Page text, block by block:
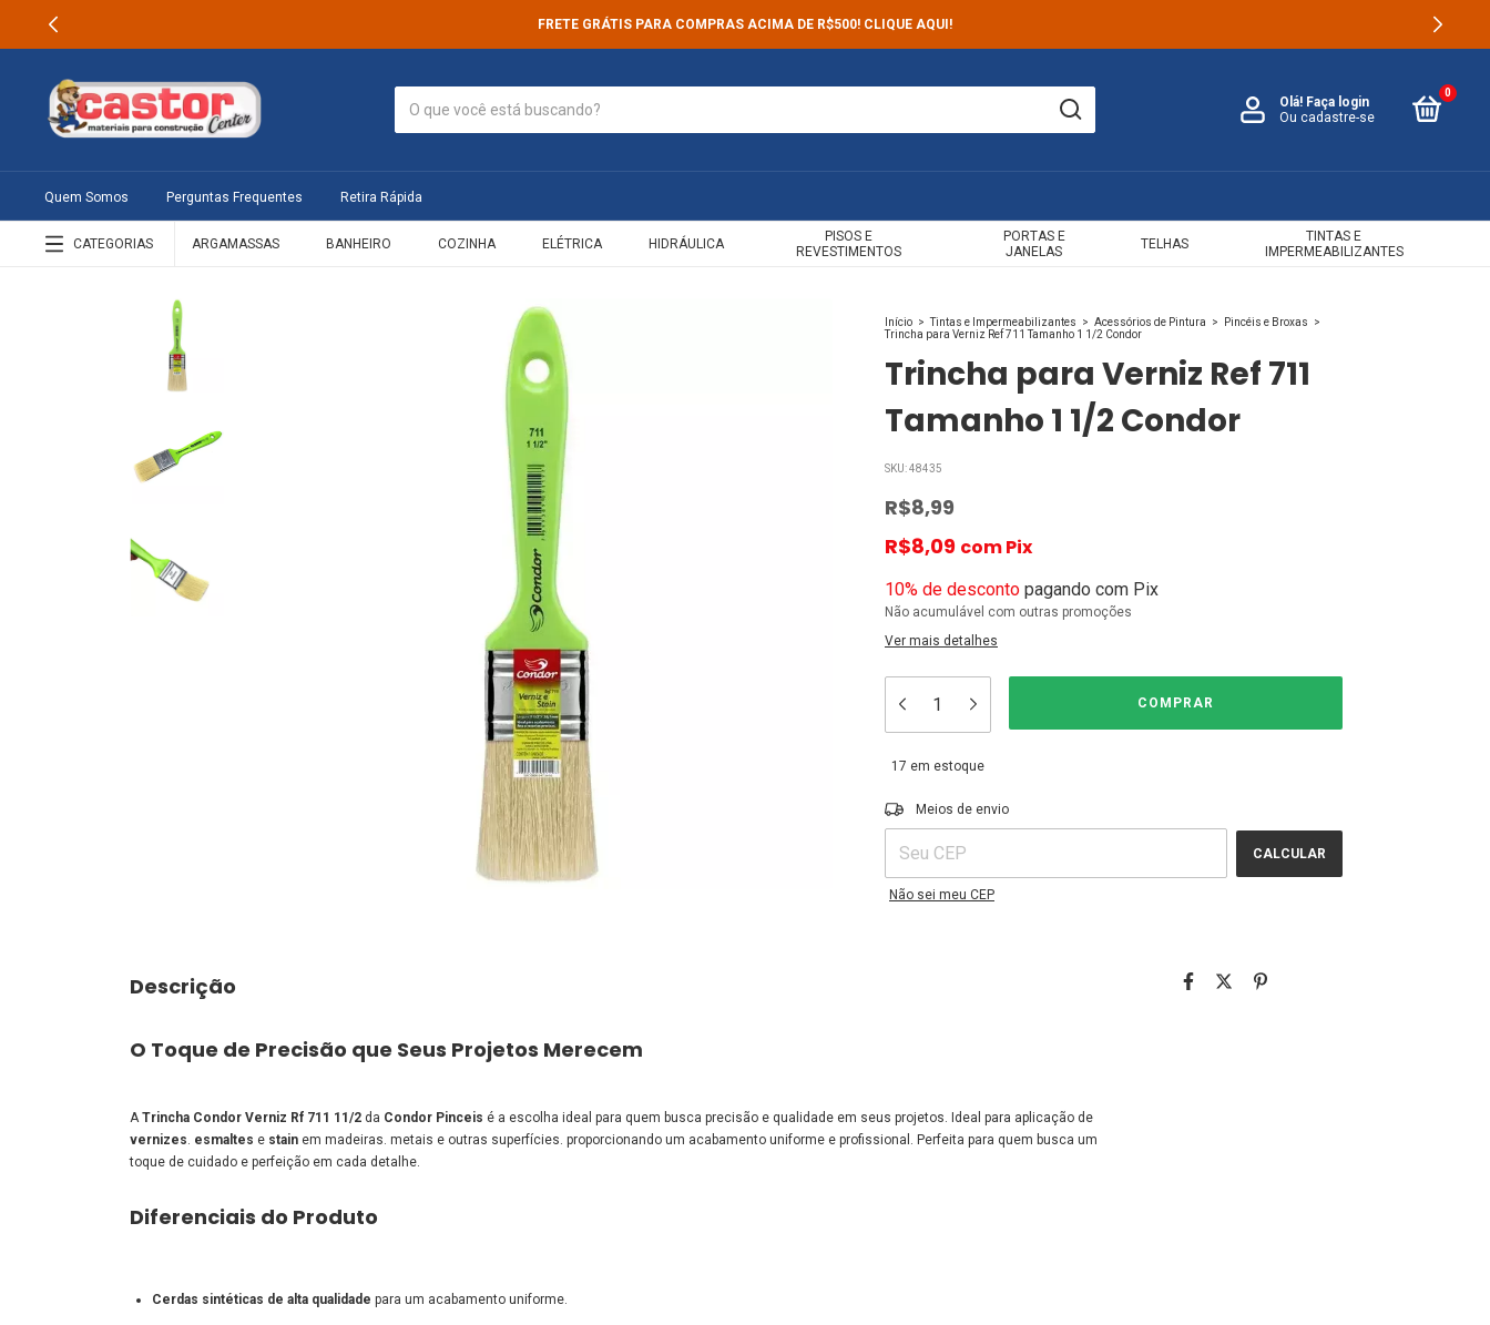
FRETE GRÁTIS PARA COMPRAS ACIMA DE R$500! CLIQUE AQUI!
Olá! Faça login
Ou cadastre-se
0
Quem Somos Perguntas Frequentes Retira Rápida
CATEGORIAS ARGAMASSAS BANHEIRO COZINHA ELÉTRICA HIDRÁULICA
PISOS E
REVESTIMENTOS
PORTAS E
JANELAS
TELHAS
TINTAS E
IMPERMEABILIZANTES
Início > Tintas e Impermeabilizantes > Acessórios de Pintura > Pincéis e Broxas
>
Trincha para Verniz Ref 711 Tamanho 1 1/2 Condor
Trincha para Verniz Ref 711
Tamanho 1 1/2 Condor
SKU:48435
R$8,99
R$8,09 comPix
10% de desconto pagando com Pix
Não acumulável com outras promoções
Ver mais detalhes
17 em estoque
Entregas para o CEP:
Meios de envio
CALCULAR
Não sei meu CEP
Descrição
O Toque de Precisão que Seus Projetos Merecem
ATrincha Condor Verniz Rf 711 11/2 da Condor Pinceis é a escolha ideal para quem busca precisão e qualidade em seus projetos. Ideal para aplicação de
vernizes. esmaltes e stain em madeiras. metais e outras superfícies. proporcionando um acabamento uniforme e profissional. Perfeita para quem busca um
toque de cuidado e perfeição em cada detalhe.
Diferenciais do Produto
Cerdas sintéticas de alta qualidade para um acabamento uniforme.